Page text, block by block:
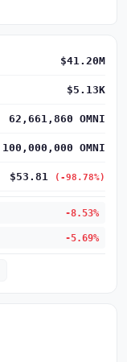
$41.20M
$5.13K
62,661,860 OMNI
100,000,000 OMNI
$53.81 (-98.78%)
-8.53%
-5.69%